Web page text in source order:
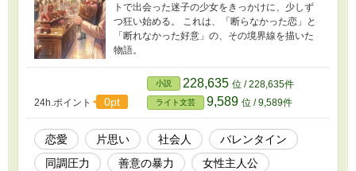
トで出会った迷子の少女をきっかけに、少しず
つ狂い始める。 これは、「断らなかった恋」と
「断れなかった好意」の、その境界線を描いた
物語。
24h.ポイント 0pt
小説 228,635 位 / 228,635件
ライト文芸 9,589 位 / 9,589件
恋愛 片思い 社会人
バレンタイン
同調圧力
善意の暴力 女性主人公